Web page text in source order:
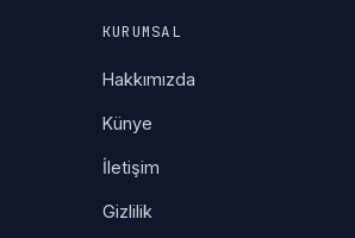
KURUMSAL
Hakkımızda
Künye
İletişim
Gizlilik